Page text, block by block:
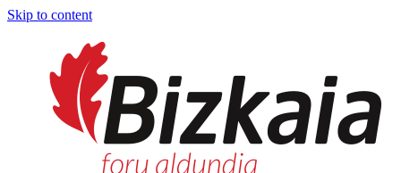
Skip to content